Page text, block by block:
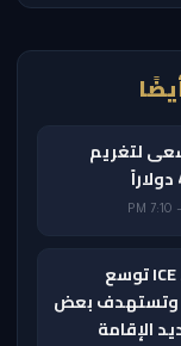
لتغريم
حتى في الرحلات الداخلية.. ICE توسع
وتستهدف بعض
الإقامة